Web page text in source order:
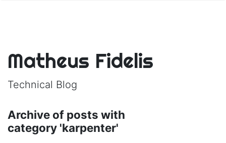
Matheus Fidelis
Technical Blog
Archive of posts with
category 'karpenter'